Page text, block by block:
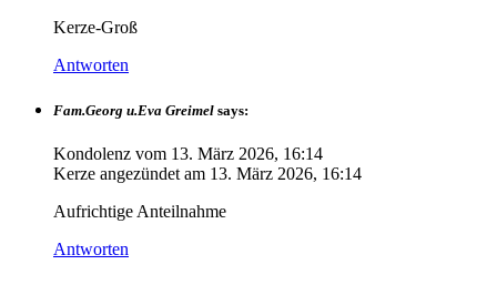
Kerze-Groß
Antworten
Fam.Georg u.Eva Greimel says:
Kondolenz vom 13. März 2026, 16:14
Kerze angezündet am 13. März 2026, 16:14
Aufrichtige Anteilnahme
Antworten